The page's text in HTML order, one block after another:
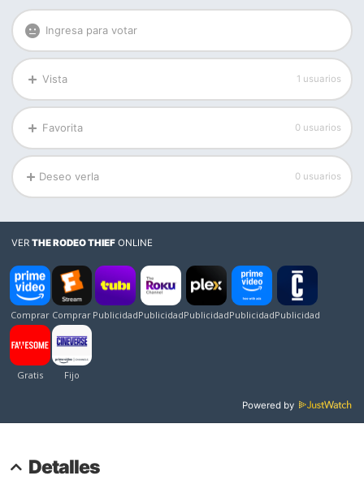
Ingresa para votar
Vista 1 usuarios
Favorita 0 usuarios
Deseo verla 0 usuarios
VERTHE RODEO THIEF ONLINE
Powered by
Detalles